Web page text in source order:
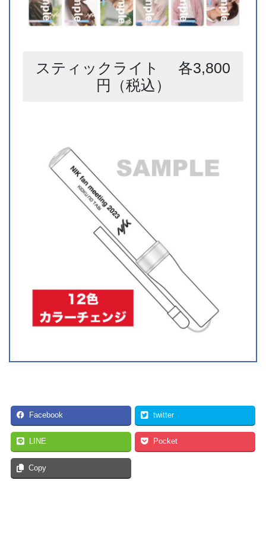
スティックライト 各3,800
円（税込）
Facebook twitter
LINE Pocket
Copy